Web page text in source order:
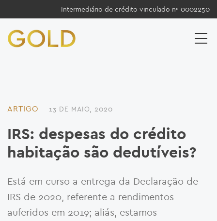
Intermediário de crédito vinculado nº 0002250
ARTIGO 13 DE MAIO, 2020
IRS: despesas do crédito
habitação são dedutíveis?
Está em curso a entrega da Declaração de
IRS de 2020, referente a rendimentos
auferidos em 2019; aliás, estamos